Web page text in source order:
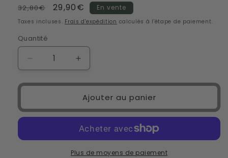
Prix
habituel
32,80€
Prix
promotionnel
29,90€ En vente
Taxes incluses. Frais d'expédition calculés à l'étape de paiement.
Quantité
Réduire
la
quantité
Guides
Augmenter
la
quantité
de
Combo
Guides
Hajj
Omra
Ajouter au panier
Plus de moyens de paiement